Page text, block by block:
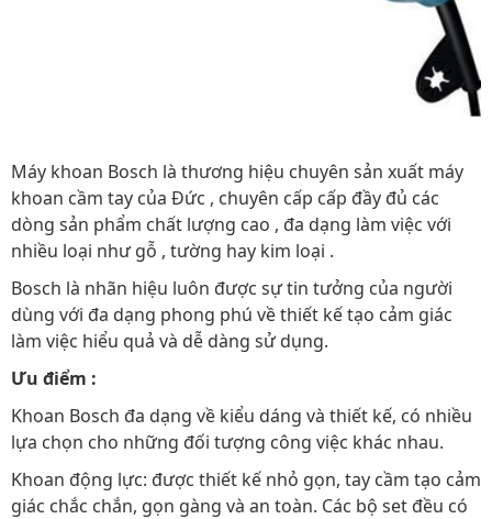
Máy khoan Bosch là thương hiệu chuyên sản xuất máy
khoan cầm tay của Đức , chuyên cấp cấp đầy đủ các
dòng sản phẩm chất lượng cao , đa dạng làm việc với
nhiều loại như gỗ , tường hay kim loại .
Bosch là nhãn hiệu luôn được sự tin tưởng của người
dùng với đa dạng phong phú về thiết kế tạo cảm giác
làm việc hiểu quả và dễ dàng sử dụng.
Ưu điểm :
Khoan Bosch đa dạng về kiểu dáng và thiết kế, có nhiều
lựa chọn cho những đối tượng công việc khác nhau.
Khoan động lực: được thiết kế nhỏ gọn, tay cầm tạo cảm
giác chắc chắn, gọn gàng và an toàn. Các bộ set đều có